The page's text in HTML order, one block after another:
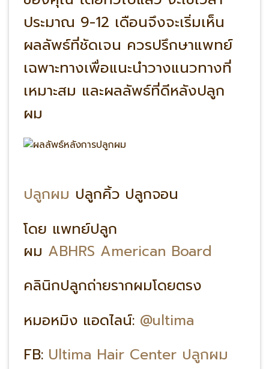
ประมาณ 9-12 เดือนจึงจะเริ่มเห็น
ผลลัพธ์ที่ชัดเจน ควรปรึกษาแพทย์
เฉพาะทางเพื่อแนะนำวางแนวทางที่
เหมาะสม และผลลัพธ์ที่ดีหลังปลูก
ผม
ปลูกผม ปลูกคิ้ว ปลูกจอน
โดย แพทย์ปลูก
ผม ABHRS American Board
คลินิกปลูกถ่ายรากผมโดยตรง
หมอหมิง แอดไลน์: @ultima
FB: Ultima Hair Center ปลูกผม